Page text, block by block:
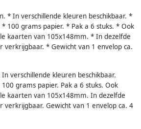
* In verschillende kleuren beschikbaar. *
100 grams papier. * Pak a 6 stuks. * Ook
kaarten van 105x148mm. * In dezelfde
verkrijgbaar. * Gewicht van 1 envelop ca.
verschillende kleuren beschikbaar.
grams papier. Pak a 6 stuks. Ook
kaarten van 105x148mm. In dezelfde
verkrijgbaar. Gewicht van 1 envelop ca. 4